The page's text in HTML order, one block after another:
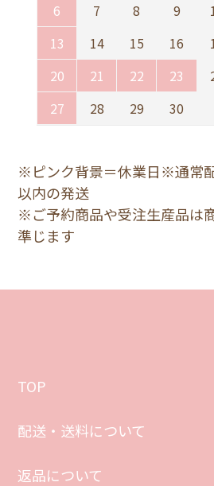
6
7 8 9
13
14 15 16
20
21 22 23
27
28 29 30
※ピンク背景＝休業日※通常
以内の発送
※ご予約商品や受注生産品は
準じます
TOP
配送・送料について
返品について